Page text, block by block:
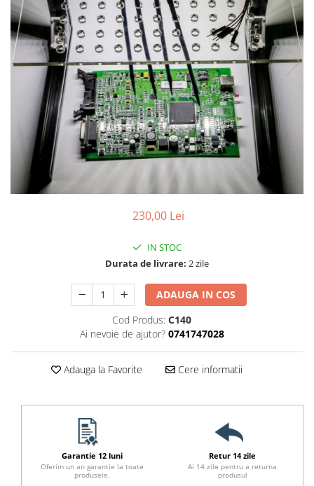
230,00 Lei
IN STOC
Durata de livrare: 2 zile
ADAUGA IN COS
Cod Produs: C140
Ai nevoie de ajutor? 0741747028
Adauga la Favorite Cere informatii
Garantie 12 luni
Oferim un an garantie la toate
produsele.
Retur 14 zile
Ai 14 zile pentru a returna
produsul